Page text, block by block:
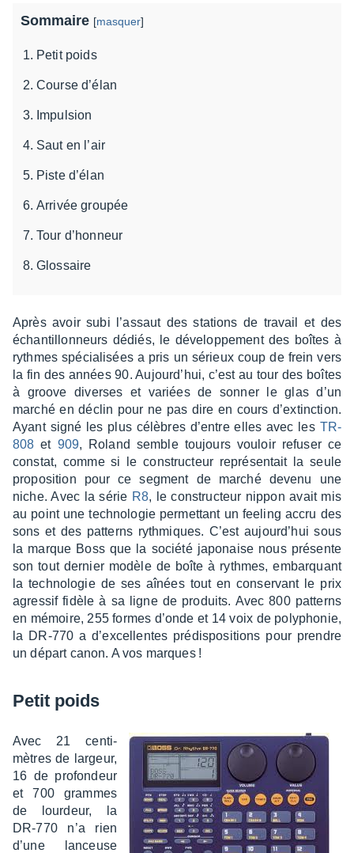
Sommaire [masquer]
Petit poids
Course d’élan
Impulsion
Saut en l’air
Piste d’élan
Arrivée groupée
Tour d’honneur
Glossaire
Après avoir subi l’as­saut des stations de travail et des
échan­tillon­neurs dédiés, le déve­lop­pe­ment des boîtes à
rythmes spécia­li­sées a pris un sérieux coup de frein vers
la fin des années 90. Aujour­d’hui, c’est au tour des boîtes
à groove diverses et variées de sonner le glas d’un
marché en déclin pour ne pas dire en cours d’ex­tinc­tion.
Ayant signé les plus célèbres d’entre elles avec les TR-
808 et 909, Roland semble toujours vouloir refu­ser ce
constat, comme si le construc­teur repré­sen­tait la seule
propo­si­tion pour ce segment de marché devenu une
niche. Avec la série R8, le construc­teur nippon avait mis
au point une tech­no­lo­gie permet­tant un feeling accru des
sons et des patterns ryth­miques. C’est aujour­d’hui sous
la marque Boss que la société japo­naise nous présente
son tout dernier modèle de boîte à rythmes, embarquant
la tech­no­lo­gie de ses aînées tout en conser­vant le prix
agres­sif fidèle à sa ligne de produits. Avec 800 patterns
en mémoire, 255 formes d’onde et 14 voix de poly­pho­nie,
la DR-770 a d’ex­cel­lentes prédis­po­si­tions pour prendre
un départ canon. A vos marques !
Petit poids
Avec 21 centi­
mètres de largeur,
16 de profon­deur
et 700 grammes
de lour­deur, la
DR-770 n’a rien
d’une lanceuse